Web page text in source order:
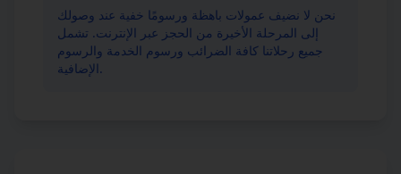
نحن لا نضيف عمولات باهظة ورسومًا خفية عند وصولك
إلى المرحلة الأخيرة من الحجز عبر الإنترنت. تشمل
جميع رحلاتنا كافة الضرائب ورسوم الخدمة والرسوم
الإضافية.